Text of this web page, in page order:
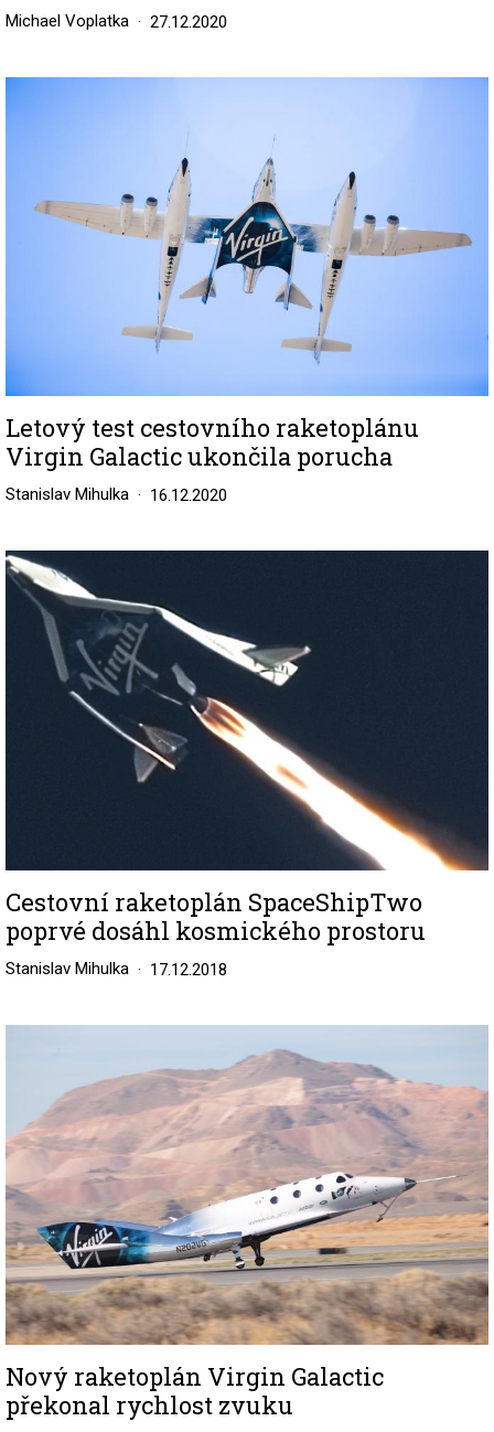
Michael Voplatka 27.12.2020
Letový test cestovního raketoplánu
Virgin Galactic ukončila porucha
Stanislav Mihulka 16.12.2020
Image
Cestovní raketoplán SpaceShipTwo
poprvé dosáhl kosmického prostoru
Stanislav Mihulka 17.12.2018
Nový raketoplán Virgin Galactic
překonal rychlost zvuku